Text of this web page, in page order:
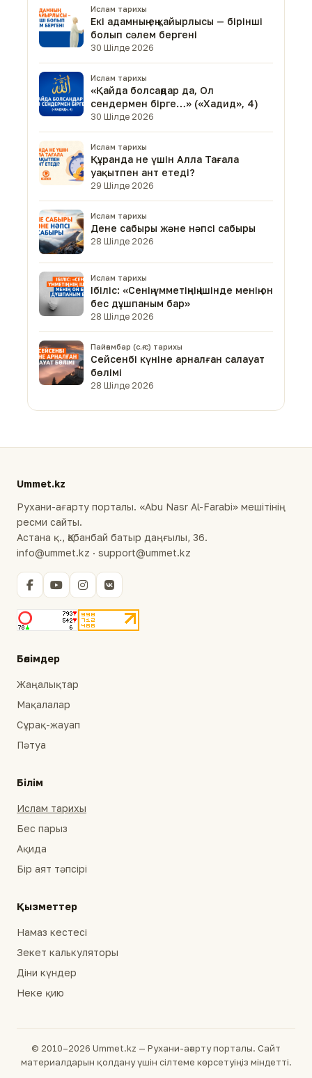
Ислам тарихы
Екі адамның ең қайырлысы — бірінші
болып сәлем бергені
30 Шілде 2026
Ислам тарихы
«Қайда болсаңдар да, Ол
сендермен бірге…» («Хадид», 4)
30 Шілде 2026
Ислам тарихы
Құранда не үшін Алла Тағала
уақытпен ант етеді?
29 Шілде 2026
Ислам тарихы
Дене сабыры және нәпсі сабыры
28 Шілде 2026
Ислам тарихы
Ібіліс: «Сенің үмметіңнің ішінде менің он
бес дұшпаным бар»
28 Шілде 2026
Пайғамбар (с.ғ.с) тарихы
Сейсенбі күніне арналған салауат
бөлімі
28 Шілде 2026
Ummet.kz
Рухани-ағарту порталы. «Abu Nasr Al-Farabi» мешітінің
ресми сайты.
Астана қ., Қабанбай батыр даңғылы, 36.
info@ummet.kz · support@ummet.kz
Бөлімдер
Жаңалықтар
Мақалалар
Сұрақ-жауап
Пәтуа
Білім
Ислам тарихы
Бес парыз
Ақида
Бір аят тәпсірі
Қызметтер
Намаз кестесі
Зекет калькуляторы
Діни күндер
Неке қию
© 2010–2026 Ummet.kz — Рухани-ағарту порталы. Сайт
материалдарын қолдану үшін сілтеме көрсетуіңіз міндетті.